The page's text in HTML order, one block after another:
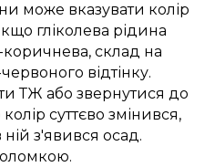
може вказувати колір
гліколева рідина
коричнева, склад на
відтінку.
ТЖ або звернутися до
суттєво змінився,
з'явився осад.